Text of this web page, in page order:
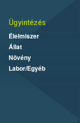
Ügyintézés
Élelmiszer
Állat
Növény
Labor/Egyéb